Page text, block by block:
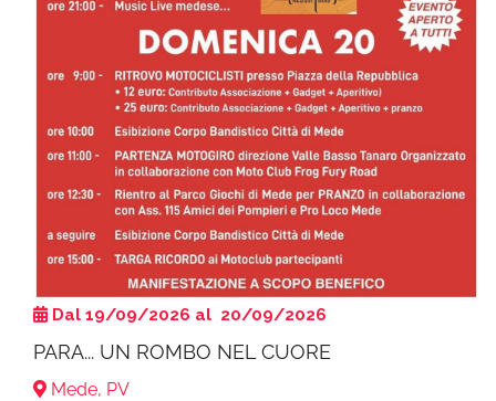
Dal 19/09/2026 al 20/09/2026
PARA... UN ROMBO NEL CUORE
Mede, PV